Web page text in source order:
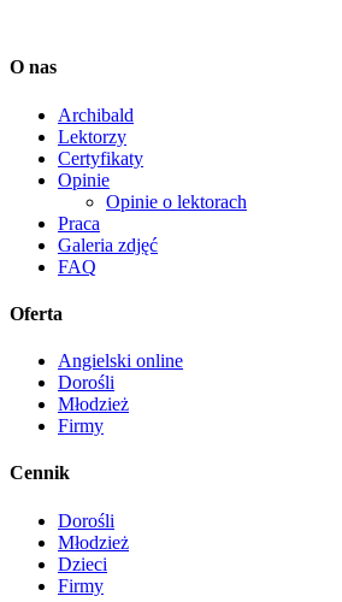
O nas
Archibald
Lektorzy
Certyfikaty
Opinie
Opinie o lektorach
Praca
Galeria zdjęć
FAQ
Oferta
Angielski online
Dorośli
Młodzież
Firmy
Cennik
Dorośli
Młodzież
Dzieci
Firmy